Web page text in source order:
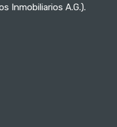
Inmobiliarios A.G.).